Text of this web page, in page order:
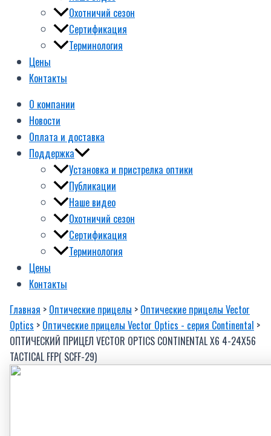
Охотничий сезон
Сертификация
Терминология
Цены
Контакты
О компании
Новости
Оплата и доставка
Поддержка
Установка и пристрелка оптики
Публикации
Наше видео
Охотничий сезон
Сертификация
Терминология
Цены
Контакты
Главная > Оптические прицелы > Оптические прицелы Vector
Optics > Оптические прицелы Vector Optics - серия Continental >
ОПТИЧЕСКИЙ ПРИЦЕЛ VECTOR OPTICS CONTINENTAL X6 4-24X56
TACTICAL FFP( SCFF-29)